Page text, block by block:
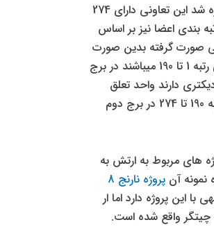
همانطور که در بالا اشاره شد این تعاونی دارای 274
بندی اعضا نیز بر اساس
صورت گرفته بدین صورت
که به اعضایی که دارای رتبه 1 تا 190 میباشند در برج
دارند واحد تعلق
میگیرد و به اعضای رتبه 190 تا 274 در برج دوم
های مربوط به ارتش به
آن پروژه نارنج 8
این پروژه دارد اما ار
واقع شده است.